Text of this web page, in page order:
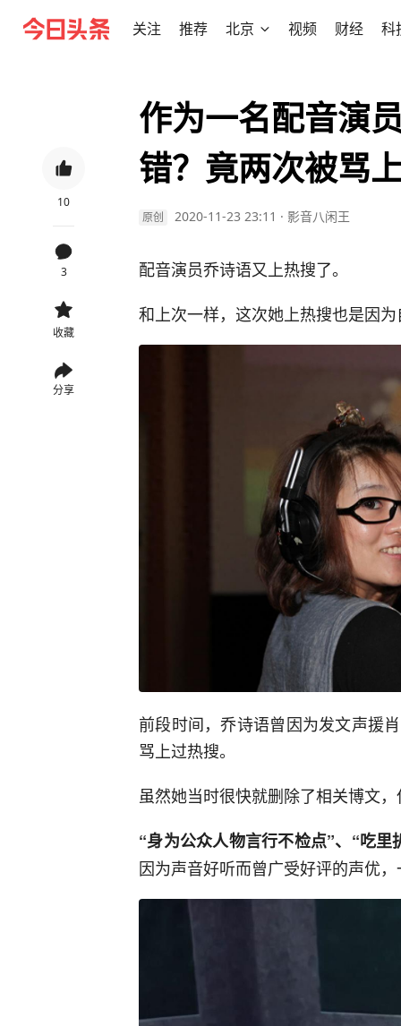
关注 推荐 北京 视频 财经 科
10
3
收藏
分享
作为一名配音演
错？竟两次被骂
原创 2020-11-23 23:11 · 影音八闲王
配音演员乔诗语又上热搜了。
和上次一样，这次她上热搜也是因
前段时间，乔诗语曾因为发文声援
骂上过热搜。
虽然她当时很快就删除了相关博文
“身为公众人物言行不检点”、“吃里
因为声音好听而曾广受好评的声优